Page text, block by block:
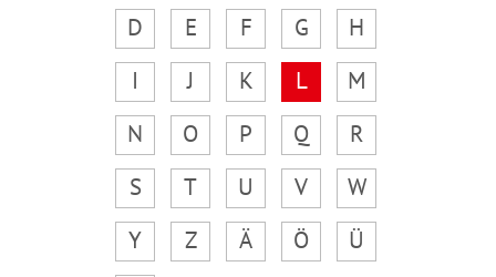
D
E F G
H
I
J K L
M
N
O P Q
R
S
T U V
W
Y
Z Ä Ö
Ü